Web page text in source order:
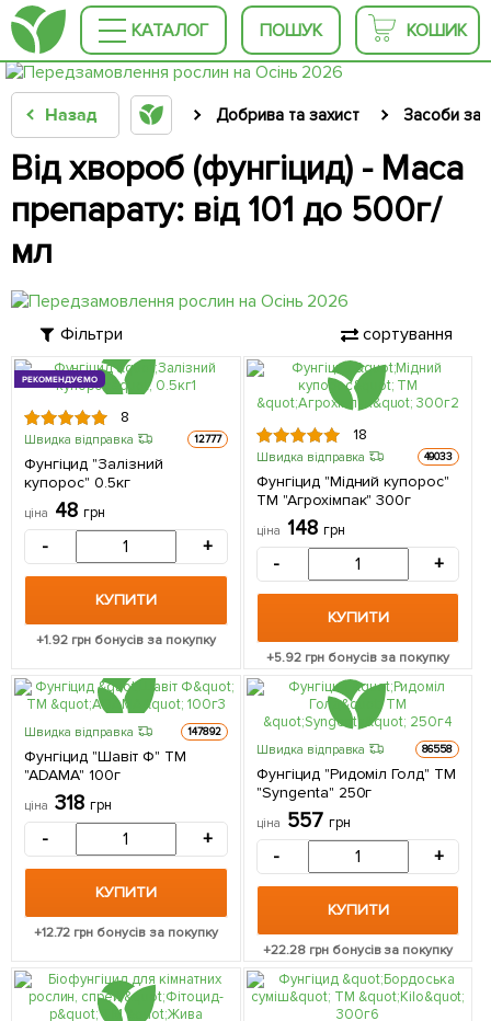
КАТАЛОГ ПОШУК КОШИК
Назад Добрива та захист Засоби
Від хвороб (фунгіцид) - Маса
препарату: від 101 до 500г/
мл
Фільтри сортування
РЕКОМЕНДУЄМО
8
Швидка відправка 12777
Фунгіцид "Залізний
купорос" 0.5кг
ціна 48 грн
- +
КУПИТИ
+1.92 грн бонусів за покупку
18
Швидка відправка 49033
Фунгіцид "Мідний купорос"
ТМ "Агрохімпак" 300г
ціна 148 грн
- +
КУПИТИ
+5.92 грн бонусів за покупку
Швидка відправка 147892
Фунгіцид "Шавіт Ф" ТМ
"ADAMA" 100г
ціна 318 грн
- +
КУПИТИ
+12.72грн бонусів за покупку
Швидка відправка 86558
Фунгіцид "Ридоміл Голд" ТМ
"Syngenta" 250г
ціна 557 грн
- +
КУПИТИ
+22.28грн бонусів за покупку